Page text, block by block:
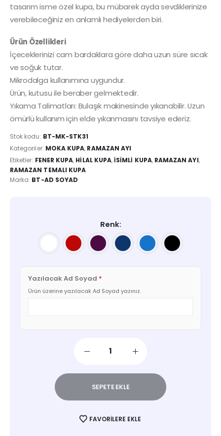
tasarım isme özel kupa, bu mübarek ayda sevdiklerinize
verebileceğiniz en anlamlı hediyelerden biri.
Ürün Özellikleri
İçeceklerinizi cam bardaklara göre daha uzun süre sıcak
ve soğuk tutar.
Mikrodalga kullanımına uygundur.
Ürün, kutusu ile beraber gelmektedir.
Yıkama Talimatları: Bulaşık makinesinde yıkanabilir. Uzun
ömürlü kullanım için elde yıkanmasını tavsiye ederiz.
Stok kodu: BT-MK-STK31
Kategoriler: MOKA KUPA, RAMAZAN AYI
Etiketler: FENER KUPA, HILAL KUPA,ISIMLI KUPA, RAMAZAN AYI,
RAMAZAN TEMALI KUPA
Marka: BT-AD SOYAD
Renk
Yazılacak Ad Soyad *
Ürün üzerine yazılacak Ad Soyad yazınız.
SEPETE EKLE
FAVORILERE EKLE